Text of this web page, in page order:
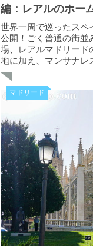
編：レアルのホー
世界一周で巡ったスペ
公開！ごく普通の街並
場、レアルマドリード
地に加え、マンサナレ
の写真も掲載！
マドリード